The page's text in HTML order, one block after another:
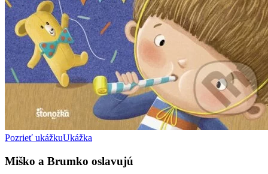
Pozrieť ukážkuUkážka
Miško a Brumko oslavujú